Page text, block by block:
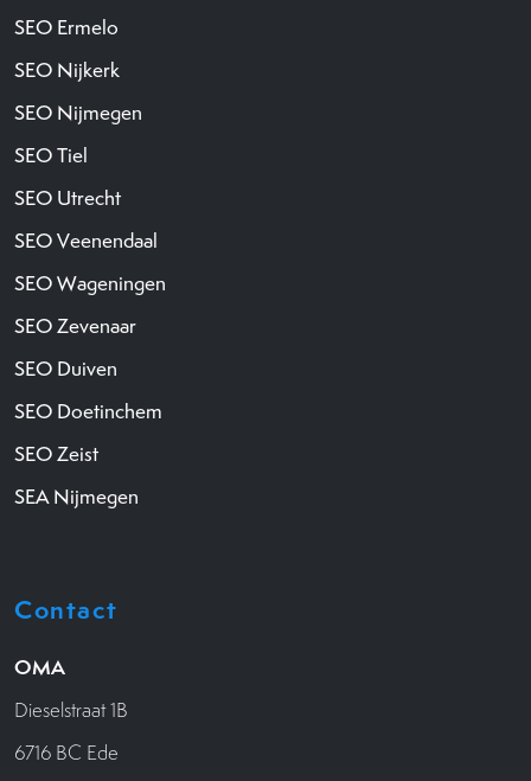
SEO Ermelo
SEO Nijkerk
SEO Nijmegen
SEO Tiel
SEO Utrecht
SEO Veenendaal
SEO Wageningen
SEO Zevenaar
SEO Duiven
SEO Doetinchem
SEO Zeist
SEA Nijmegen
Contact
OMA
Dieselstraat 1B
6716 BC Ede